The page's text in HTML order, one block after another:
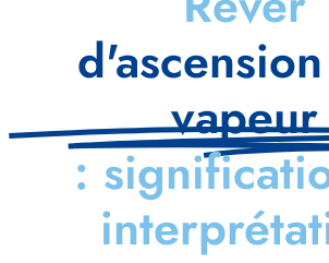
vapeur
: